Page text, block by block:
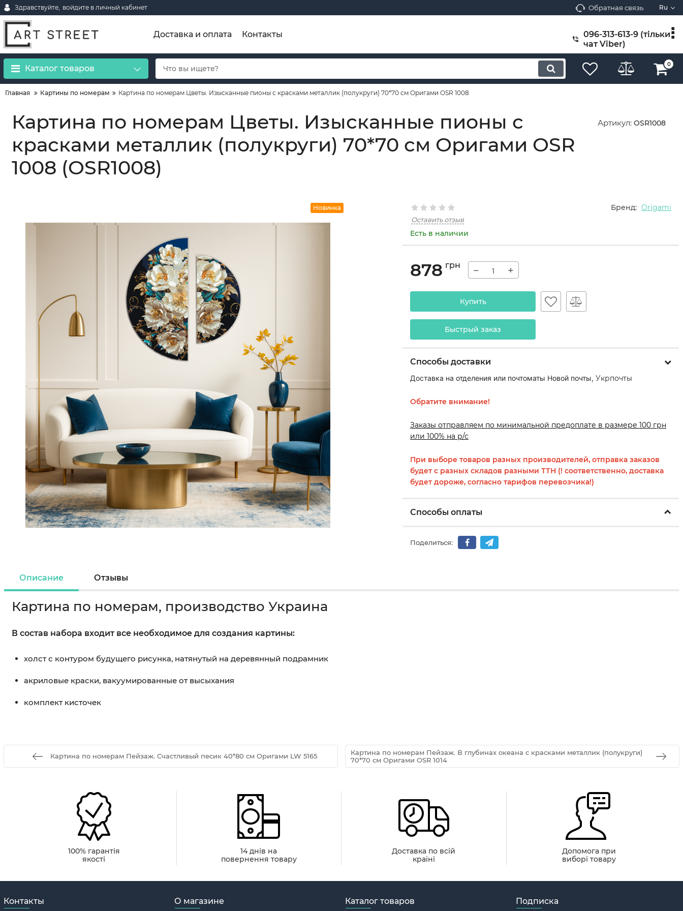
Здравствуйте, войдите в личный кабинет Обратная связь Ru
Доставка и оплата Контакты
096-313-613-9 (тільки
чат Viber)
Каталог товаров 0
Главная Картины по номерам Картина по номерам Цветы. Изысканные пионы с красками металлик (полукруги) 70*70 см Оригами OSR 1008
Картина по номерам Цветы. Изысканные пионы с
красками металлик (полукруги) 70*70 см Оригами OSR
1008 (OSR1008)
Артикул: OSR1008
Новинка Бренд: Origami
Оставить отзыв
Есть в наличии
878 грн − +
Купить
Быстрый заказ
Способы доставки
Доставка на отделения или почтоматы Новой почты, Укрпочты
Обратите внимание!
Заказы отправляем по минимальной предоплате в размере 100 грн
или 100% на р/с
При выборе товаров разных производителей, отправка заказов
будет с разных складов разными ТТН (! соответственно, доставка
будет дороже, согласно тарифов перевозчика!)
Способы оплаты
Поделиться:
Описание Отзывы
Картина по номерам, производство Украина
В состав набора входит все необходимое для создания картины:
холст с контуром будущего рисунка, натянутый на деревянный подрамник
акриловые краски, вакуумированные от высыхания
комплект кисточек
Картина по номерам Пейзаж. Счастливый песик 40*80 см Оригами LW 5165
Картина по номерам Пейзаж. В глубинах океана с красками металлик (полукруги)
70*70 см Оригами OSR 1014
100% гарантія
якості
14 днів на
повернення товару
Доставка по всій
країні
Допомога при
виборі товару
Контакты О магазине Каталог товаров Подписка